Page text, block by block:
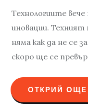
Технологиите
иновации. Техният
няма как да не се
скоро ще се
ОТКРИЙ ОЩЕ